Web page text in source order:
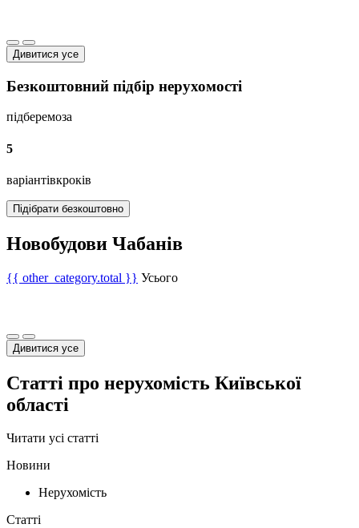
Дивитися усе
Безкоштовний підбір нерухомості
підберемоза
5
варіантівкроків
Підібрати безкоштовно
Новобудови Чабанів
{{ other_category.total }} Усього
Дивитися усе
Статті про нерухомість Київської
області
Читати усі статті
Новини
Нерухомість
Статті